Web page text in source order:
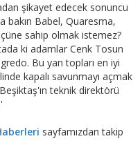
şikayet edecek sonuncu
bakın Babel, Quaresma,
sahip olmak istemez?
ki adamlar Cenk Tosun
Bu yan topları en iyi
kapalı savunmayı açmak
teknik direktörü
sayfamızdan takip